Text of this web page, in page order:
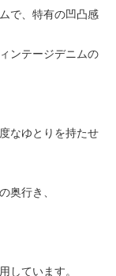
で、特有の凹凸感
ンテージデニムの
なゆとりを持たせ
奥行き、
しています。